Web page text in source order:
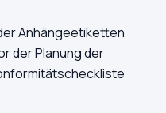
Anhängeetiketten
der Planung der